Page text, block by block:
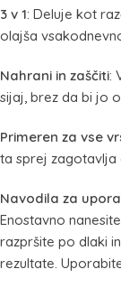
3 v 1: Deluje kot
olajša
Nahrani in zaščiti:
sijaj, brez da bi jo
Primeren za vse
ta sprej zagotavlja
Navodila za
Enostavno
razpršite po dlaki
rezultate.